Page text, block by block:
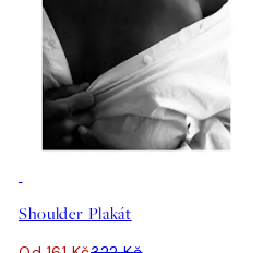
Shoulder Plakát